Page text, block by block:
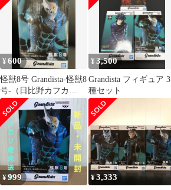
¥600
怪獣8号 Grandista-怪獣8
号-（日比野カフカ
ver.）
¥3,500
Grandista フィギュア 3
種セット
¥999 ¥3,333